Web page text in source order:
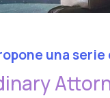
una serie